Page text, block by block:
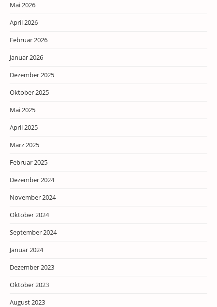
Mai 2026
April 2026
Februar 2026
Januar 2026
Dezember 2025
Oktober 2025
Mai 2025
April 2025
März 2025
Februar 2025
Dezember 2024
November 2024
Oktober 2024
September 2024
Januar 2024
Dezember 2023
Oktober 2023
August 2023